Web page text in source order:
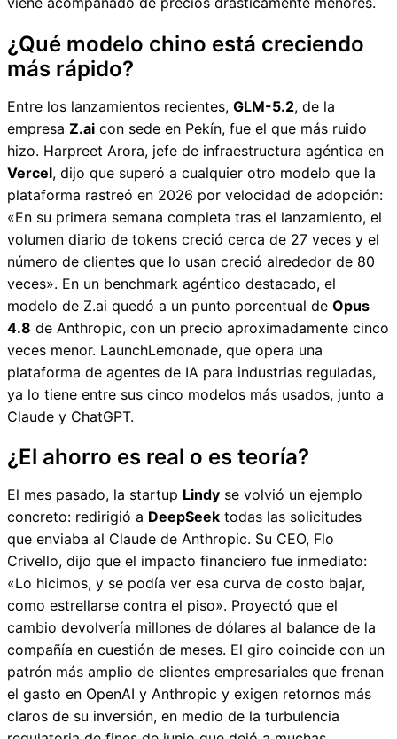
¿Qué modelo chino está creciendo
más rápido?
Entre los lanzamientos recientes, GLM-5.2, de la
empresa Z.ai con sede en Pekín, fue el que más ruido
hizo. Harpreet Arora, jefe de infraestructura agéntica en
Vercel, dijo que superó a cualquier otro modelo que la
plataforma rastreó en 2026 por velocidad de adopción:
«En su primera semana completa tras el lanzamiento, el
volumen diario de tokens creció cerca de 27 veces y el
número de clientes que lo usan creció alrededor de 80
veces». En un benchmark agéntico destacado, el
modelo de Z.ai quedó a un punto porcentual de Opus
4.8 de Anthropic, con un precio aproximadamente cinco
veces menor. LaunchLemonade, que opera una
plataforma de agentes de IA para industrias reguladas,
ya lo tiene entre sus cinco modelos más usados, junto a
Claude y ChatGPT.
¿El ahorro es real o es teoría?
El mes pasado, la startup Lindy se volvió un ejemplo
concreto: redirigió a DeepSeek todas las solicitudes
que enviaba al Claude de Anthropic. Su CEO, Flo
Crivello, dijo que el impacto financiero fue inmediato:
«Lo hicimos, y se podía ver esa curva de costo bajar,
como estrellarse contra el piso». Proyectó que el
cambio devolvería millones de dólares al balance de la
compañía en cuestión de meses. El giro coincide con un
patrón más amplio de clientes empresariales que frenan
el gasto en OpenAI y Anthropic y exigen retornos más
claros de su inversión, en medio de la turbulencia